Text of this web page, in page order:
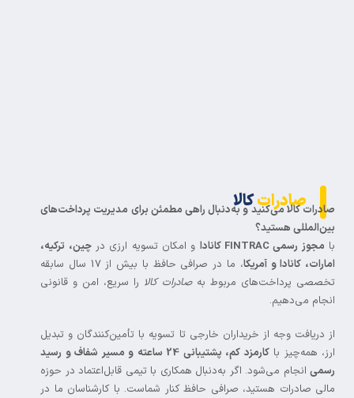
صادراتکالا
کالا می‌کنید و به‌دنبال راهی مطمئن برای مدیریت پرداخت‌های
هستید؟
مجوز رسمی FINTRAC کانادا و امکان تسویه ارزی درچین، ترکیه،
کانادا و آمریکا
، ما در صرافی حافظ با بیش از 17 سال سابقه
پرداخت‌های مربوط بهصادرات کالارا سریع، امن و قانونی
می‌دهیم.
دریافت وجه از خریداران خارجی تا تسویه با تأمین‌کنندگان و تبدیل
همه‌چیز با
کارمزد کم، پشتیبانی 24 ساعته و مسیر شفاف و رسید
انجام می‌شود. اگر به‌دنبال همکاری با تیمی قابل‌اعتماد در حوزه
صادرات هستید، صرافی حافظ کنار شماست. با کارشناسان ما در